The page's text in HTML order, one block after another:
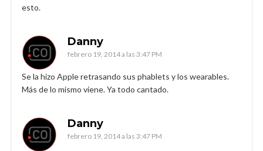
esto.
Danny
febrero 19, 2014 a las 3:47 PM
Se la hizo Apple retrasando sus phablets y los wearables.
Más de lo mismo viene. Ya todo cantado.
Danny
febrero 19, 2014 a las 3:47 PM